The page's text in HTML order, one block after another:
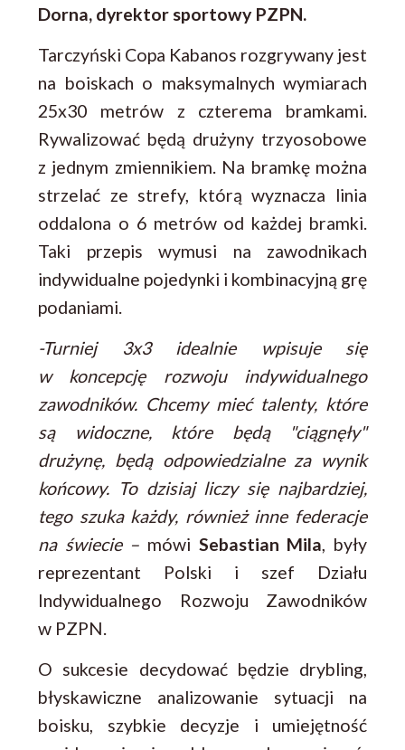
Dorna, dyrektor sportowy PZPN.
Tarczyński Copa Kabanos rozgrywany jest
na boiskach o maksymalnych wymiarach
25x30 metrów z czterema bramkami.
Rywalizować będą drużyny trzyosobowe
z jednym zmiennikiem. Na bramkę można
strzelać ze strefy, którą wyznacza linia
oddalona o 6 metrów od każdej bramki.
Taki przepis wymusi na zawodnikach
indywidualne pojedynki i kombinacyjną grę
podaniami.
-Turniej 3x3 idealnie wpisuje się
w koncepcję rozwoju indywidualnego
zawodników. Chcemy mieć talenty, które
są widoczne, które będą "ciągnęły"
drużynę, będą odpowiedzialne za wynik
końcowy. To dzisiaj liczy się najbardziej,
tego szuka każdy, również inne federacje
na świecie – mówi Sebastian Mila, były
reprezentant Polski i szef Działu
Indywidualnego Rozwoju Zawodników
w PZPN.
O sukcesie decydować będzie drybling,
błyskawiczne analizowanie sytuacji na
boisku, szybkie decyzje i umiejętność